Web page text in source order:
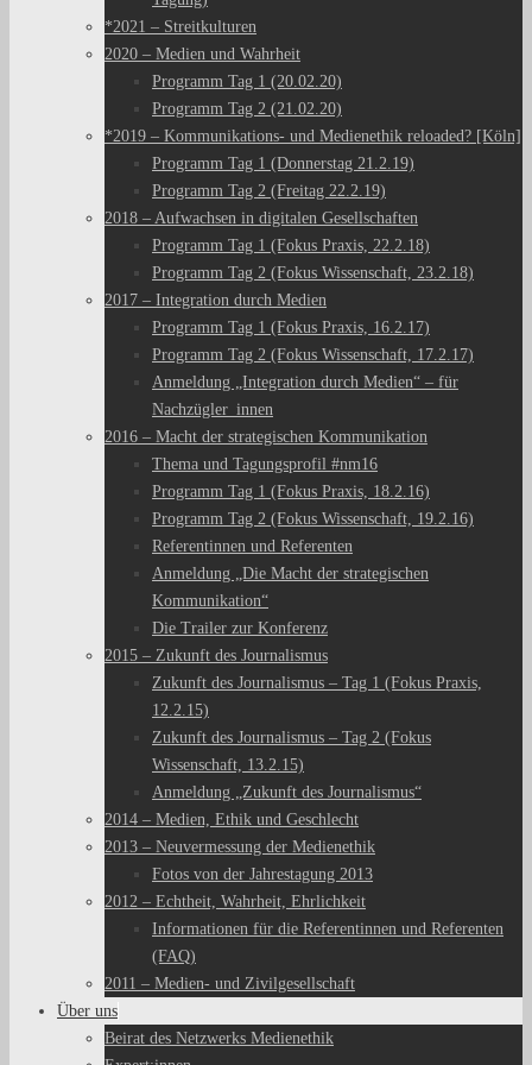
*2021 – Streitkulturen
2020 – Medien und Wahrheit
Programm Tag 1 (20.02.20)
Programm Tag 2 (21.02.20)
*2019 – Kommunikations- und Medienethik reloaded? [Köln]
Programm Tag 1 (Donnerstag 21.2.19)
Programm Tag 2 (Freitag 22.2.19)
2018 – Aufwachsen in digitalen Gesellschaften
Programm Tag 1 (Fokus Praxis, 22.2.18)
Programm Tag 2 (Fokus Wissenschaft, 23.2.18)
2017 – Integration durch Medien
Programm Tag 1 (Fokus Praxis, 16.2.17)
Programm Tag 2 (Fokus Wissenschaft, 17.2.17)
Anmeldung „Integration durch Medien“ – für
Nachzügler_innen
2016 – Macht der strategischen Kommunikation
Thema und Tagungsprofil #nm16
Programm Tag 1 (Fokus Praxis, 18.2.16)
Programm Tag 2 (Fokus Wissenschaft, 19.2.16)
Referentinnen und Referenten
Anmeldung „Die Macht der strategischen
Kommunikation“
Die Trailer zur Konferenz
2015 – Zukunft des Journalismus
Zukunft des Journalismus – Tag 1 (Fokus Praxis,
12.2.15)
Zukunft des Journalismus – Tag 2 (Fokus
Wissenschaft, 13.2.15)
Anmeldung „Zukunft des Journalismus“
2014 – Medien, Ethik und Geschlecht
2013 – Neuvermessung der Medienethik
Fotos von der Jahrestagung 2013
2012 – Echtheit, Wahrheit, Ehrlichkeit
Informationen für die Referentinnen und Referenten
(FAQ)
2011 – Medien- und Zivilgesellschaft
Über uns
Beirat des Netzwerks Medienethik